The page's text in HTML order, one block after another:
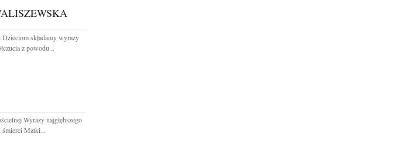
składamy wyrazy
z powodu...
Wyrazy najgłębszego
śmierci Matki...